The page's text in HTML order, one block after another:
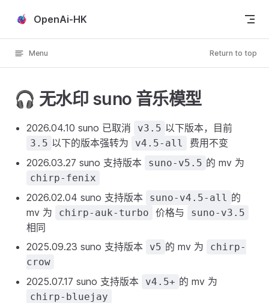
Skip to content
OpenAi-HK
Menu Return to top
🎧 无水印 suno 音乐模型
2026.04.10 suno 已取消 v3.5 以下版本，目前
3.5 以下的版本强转为 v4.5-all
费用不变
2026.03.27 suno 支持版本
suno-v5.5 的 mv 为
chirp-fenix
2026.02.04 suno 支持版本 suno-v4.5-all 的
mv 为
chirp-auk-turbo 价格与 suno-v3.5
相同
2025.09.23 suno 支持版本
v5 的 mv 为
chirp-
crow
2025.07.17 suno 支持版本 v4.5+ 的 mv 为
chirp-bluejay